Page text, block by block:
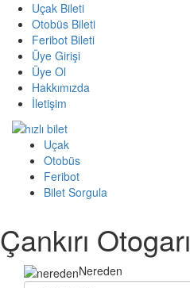
Uçak Bileti
Otobüs Bileti
Feribot Bileti
Üye Girişi
Üye Ol
Hakkımızda
İletişim
Uçak
Otobüs
Feribot
Bilet Sorgula
Çankırı Otogarı
Nereden